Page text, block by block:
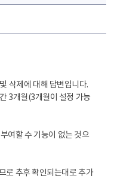
삭제에 대해 답변입니다.
3개월(3개월이 설정 가능
여할 수 기능이 없는 것으
로 추후 확인되는대로 추가